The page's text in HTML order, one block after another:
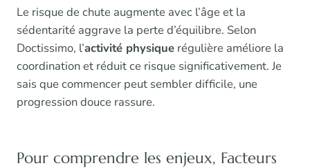
Le risque de chute augmente avec l’âge et la
sédentarité aggrave la perte d’équilibre. Selon
Doctissimo, l’activité physique régulière améliore la
coordination et réduit ce risque significativement. Je
sais que commencer peut sembler difficile, une
progression douce rassure.
Pour comprendre les enjeux, Facteurs